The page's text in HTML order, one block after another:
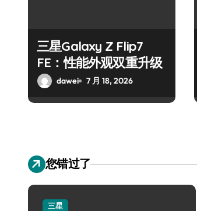
三星Galaxy Z Flip7
FE：性能外观双重升级
dawei 7 月 18, 2026
您错过了
三星